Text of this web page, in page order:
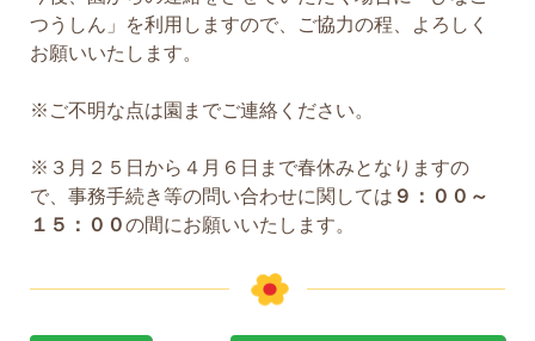
つうしん」を利用しますので、ご協力の程、よろしく
お願いいたします。
※ご不明な点は園までご連絡ください。
※３月２５日から４月６日まで春休みとなりますの
で、事務手続き等の問い合わせに関しては ９：００～
１５：００の間にお願いいたします。